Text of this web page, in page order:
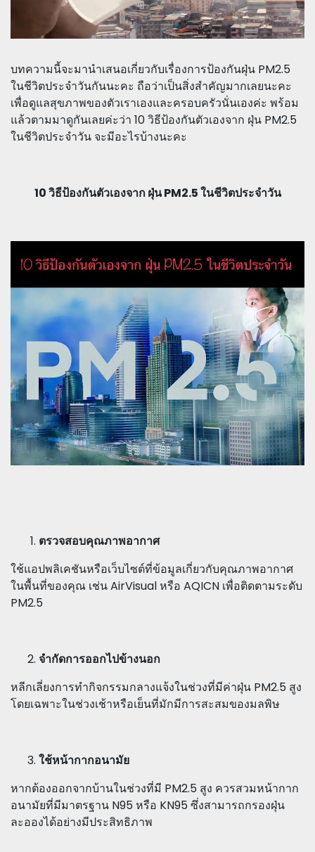
บทความนี้จะมานำเสนอเกี่ยวกับเรื่องการป้องกันฝุ่น PM2.5
ในชีวิตประจำวันกันนะคะ ถือว่าเป็นสิ่งสำคัญมากเลยนะคะ
เพื่อดูแลสุขภาพของตัวเราเองและครอบครัวนั่นเองค่ะ พร้อม
แล้วตามมาดูกันเลยค่ะว่า 10 วิธีป้องกันตัวเองจาก ฝุ่น PM2.5
ในชีวิตประจำวัน จะมีอะไรบ้างนะคะ
10 วิธีป้องกันตัวเองจาก ฝุ่น PM2.5 ในชีวิตประจำวัน
ตรวจสอบคุณภาพอากาศ
ใช้แอปพลิเคชันหรือเว็บไซต์ที่ข้อมูลเกี่ยวกับคุณภาพอากาศ
ในพื้นที่ของคุณ เช่น AirVisual หรือ AQICN เพื่อติดตามระดับ
PM2.5
จำกัดการออกไปข้างนอก
หลีกเลี่ยงการทำกิจกรรมกลางแจ้งในช่วงที่มีค่าฝุ่น PM2.5 สูง
โดยเฉพาะในช่วงเช้าหรือเย็นที่มักมีการสะสมของมลพิษ
ใช้หน้ากากอนามัย
หากต้องออกจากบ้านในช่วงที่มี PM2.5 สูง ควรสวมหน้ากาก
อนามัยที่มีมาตรฐาน N95 หรือ KN95 ซึ่งสามารถกรองฝุ่น
ละอองได้อย่างมีประสิทธิภาพ